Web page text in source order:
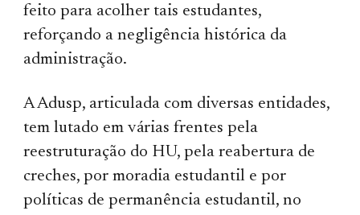
feito para acolher tais estudantes,
reforçando a negligência histórica da
administração.
A Adusp, articulada com diversas entidades,
tem lutado em várias frentes pela
reestruturação do HU, pela reabertura de
creches, por moradia estudantil e por
políticas de permanência estudantil, no